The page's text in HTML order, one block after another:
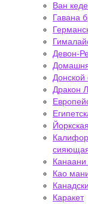
Ван
Гавана
Девон-
Донской
Дракон
Као
Каракет